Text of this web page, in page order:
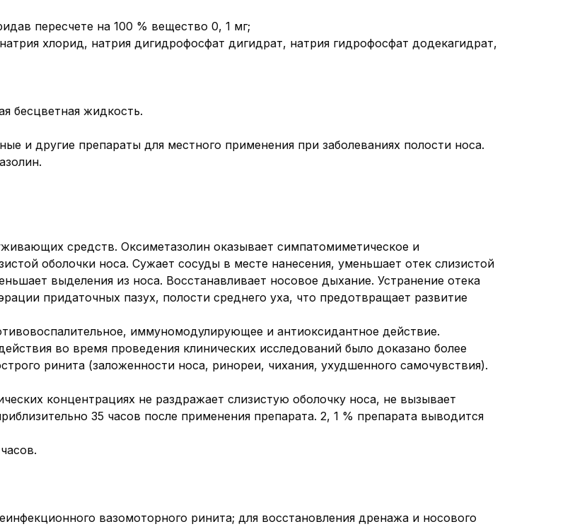
пересчете на 100 % вещество 0, 1 мг;
хлорид, натрия дигидрофосфат дигидрат, натрия гидрофосфат додекагидрат,
бесцветная жидкость.
и другие препараты для местного применения при заболеваниях полости носа.
средств. Оксиметазолин оказывает симпатомиметическое и
оболочки носа. Сужает сосуды в месте нанесения, уменьшает отек слизистой
выделения из носа. Восстанавливает носовое дыхание. Устранение отека
придаточных пазух, полости среднего уха, что предотвращает развитие
иммуномодулирующее и антиоксидантное действие.
во время проведения клинических исследований было доказано более
ринита (заложенности носа, ринореи, чихания, ухудшенного самочувствия).
концентрациях не раздражает слизистую оболочку носа, не вызывает
35 часов после применения препарата. 2, 1 % препарата выводится
вазомоторного ринита; для восстановления дренажа и носового